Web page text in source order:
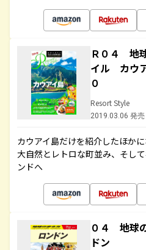
Ｒ０４ 地
イル カウ
０
Resort Style
2019.03.06 発売
カウアイ島だけを紹介したほか
大自然とレトロな町並み、そし
ンドへ
０４ 地球
ドン